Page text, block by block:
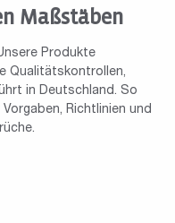
Maßstäben
Produkte
Qualitätskontrollen,
in Deutschland. So
Richtlinien und